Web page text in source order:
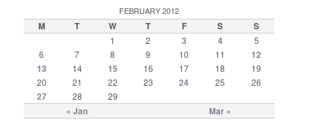
FEBRUARY 2012
M T W T F S S
« Jan Mar »
1 2 3 4
5
6
7 8 9 10 11
12
13
14 15 16 17 18
19
20
21 22 23 24 25 26
27 28 29